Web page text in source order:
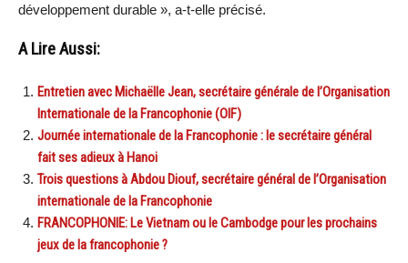
développement durable », a-t-elle précisé.
A Lire Aussi:
Entretien avec Michaëlle Jean, secrétaire générale de l’Organisation
Internationale de la Francophonie (OIF)
Journée internationale de la Francophonie : le secrétaire général
fait ses adieux à Hanoi
Trois questions à Abdou Diouf, secrétaire général de l’Organisation
internationale de la Francophonie
FRANCOPHONIE: Le Vietnam ou le Cambodge pour les prochains
jeux de la francophonie ?